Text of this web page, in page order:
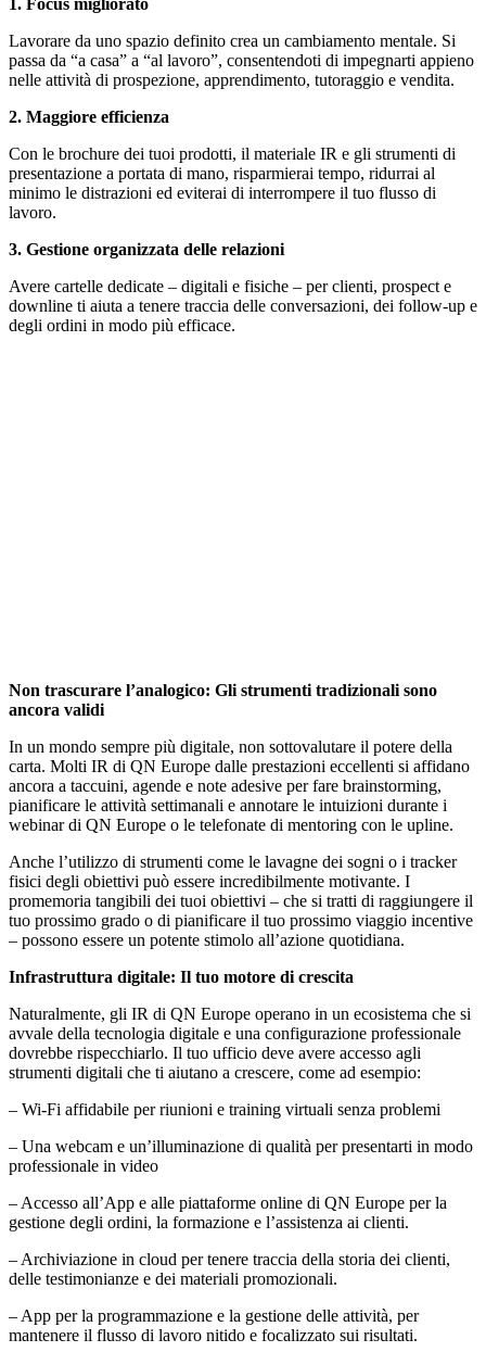
Lavorare da uno spazio definito crea un cambiamento mentale. Si
passa da “a casa” a “al lavoro”, consentendoti di impegnarti appieno
nelle attività di prospezione, apprendimento, tutoraggio e vendita.
2. Maggiore efficienza
Con le brochure dei tuoi prodotti, il materiale IR e gli strumenti di
presentazione a portata di mano, risparmierai tempo, ridurrai al
minimo le distrazioni ed eviterai di interrompere il tuo flusso di
lavoro.
3. Gestione organizzata delle relazioni
Avere cartelle dedicate – digitali e fisiche – per clienti, prospect e
downline ti aiuta a tenere traccia delle conversazioni, dei follow-up e
degli ordini in modo più efficace.
Non trascurare l’analogico: Gli strumenti tradizionali sono
ancora validi
In un mondo sempre più digitale, non sottovalutare il potere della
carta. Molti IR di QN Europe dalle prestazioni eccellenti si affidano
ancora a taccuini, agende e note adesive per fare brainstorming,
pianificare le attività settimanali e annotare le intuizioni durante i
webinar di QN Europe o le telefonate di mentoring con le upline.
Anche l’utilizzo di strumenti come le lavagne dei sogni o i tracker
fisici degli obiettivi può essere incredibilmente motivante. I
promemoria tangibili dei tuoi obiettivi – che si tratti di raggiungere il
tuo prossimo grado o di pianificare il tuo prossimo viaggio incentive
– possono essere un potente stimolo all’azione quotidiana.
Infrastruttura digitale: Il tuo motore di crescita
Naturalmente, gli IR di QN Europe operano in un ecosistema che si
avvale della tecnologia digitale e una configurazione professionale
dovrebbe rispecchiarlo. Il tuo ufficio deve avere accesso agli
strumenti digitali che ti aiutano a crescere, come ad esempio:
– Wi-Fi affidabile per riunioni e training virtuali senza problemi
– Una webcam e un’illuminazione di qualità per presentarti in modo
professionale in video
– Accesso all’App e alle piattaforme online di QN Europe per la
gestione degli ordini, la formazione e l’assistenza ai clienti.
– Archiviazione in cloud per tenere traccia della storia dei clienti,
delle testimonianze e dei materiali promozionali.
– App per la programmazione e la gestione delle attività, per
mantenere il flusso di lavoro nitido e focalizzato sui risultati.